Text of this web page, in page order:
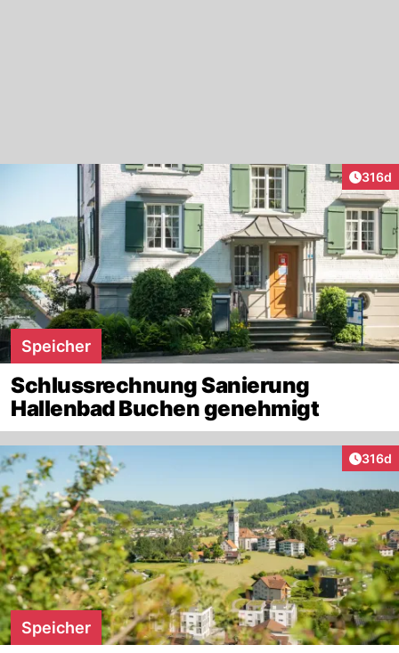
316d
Speicher
Schlussrechnung Sanierung
Hallenbad Buchen genehmigt
316d
Speicher